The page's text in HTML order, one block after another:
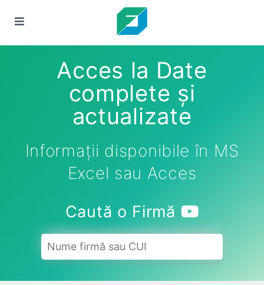
Acces la Date
complete și
actualizate
Informații disponibile în MS
Excel sau Acces
Caută o Firmă